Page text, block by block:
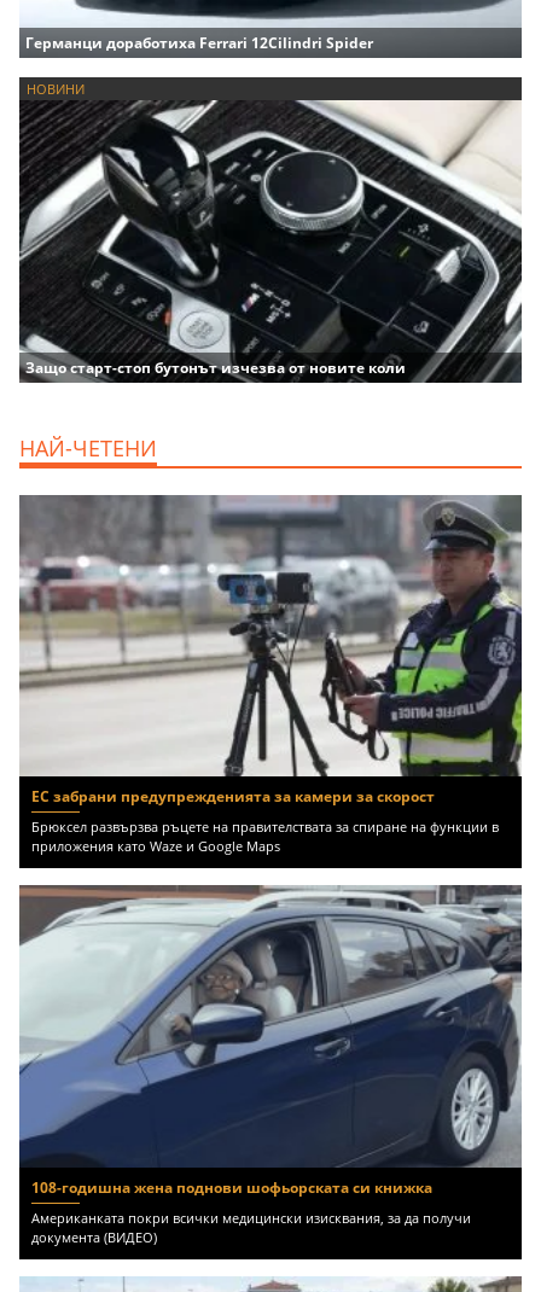
Германци доработиха Ferrari 12Cilindri Spider
НОВИНИ
Защо старт-стоп бутонът изчезва от новите коли
НАЙ-ЧЕТЕНИ
ЕС забрани предупрежденията за камери за скорост
Брюксел развързва ръцете на правителствата за спиране на функции в
приложения като Waze и Google Maps
108-годишна жена поднови шофьорската си книжка
Американката покри всички медицински изисквания, за да получи
документа (ВИДЕО)